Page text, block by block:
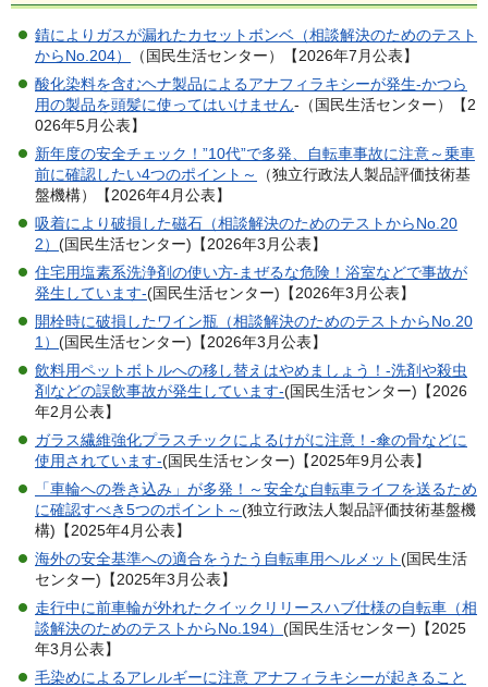
錆によりガスが漏れたカセットボンベ（相談解決のためのテスト
からNo.204）
（国民生活センター）【2026年7月公表】
酸化染料を含むヘナ製品によるアナフィラキシーが発生-かつら
用の製品を頭髪に使ってはいけません-（国民生活センター）【2
026年5月公表】
新年度の安全チェック！”10代”で多発、自転車事故に注意～乗車
前に確認したい4つのポイント～
（独立行政法人製品評価技術基
盤機構）【2026年4月公表】
吸着により破損した磁石（相談解決のためのテストからNo.20
2） (国民生活センター)【2026年3月公表】
住宅用塩素系洗浄剤の使い方-まぜるな危険！浴室などで事故が
発生しています-(国民生活センター)【2026年3月公表】
開栓時に破損したワイン瓶（相談解決のためのテストからNo.20
1） (国民生活センター)【2026年3月公表】
飲料用ペットボトルへの移し替えはやめましょう！-洗剤や殺虫
剤などの誤飲事故が発生しています-(国民生活センター)【2026
年2月公表】
ガラス繊維強化プラスチックによるけがに注意！-傘の骨などに
使用されています-(国民生活センター)【2025年9月公表】
「車輪への巻き込み」が多発！～安全な自転車ライフを送るため
に確認すべき5つのポイント～(独立行政法人製品評価技術基盤機
構)【2025年4月公表】
海外の安全基準への適合をうたう自転車用ヘルメット(国民生活
センター)【2025年3月公表】
走行中に前車輪が外れたクイックリリースハブ仕様の自転車（相
談解決のためのテストからNo.194） (国民生活センター)【2025
年3月公表】
毛染めによるアレルギーに注意 アナフィラキシーが起きること